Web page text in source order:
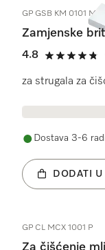
GP GSB KM 0101 M
Zamjenske
4.8
4.8 od 5
za strugala za
Dostava 3-6
DODATI
GP CL MCX 1001 P
Za čišćenje